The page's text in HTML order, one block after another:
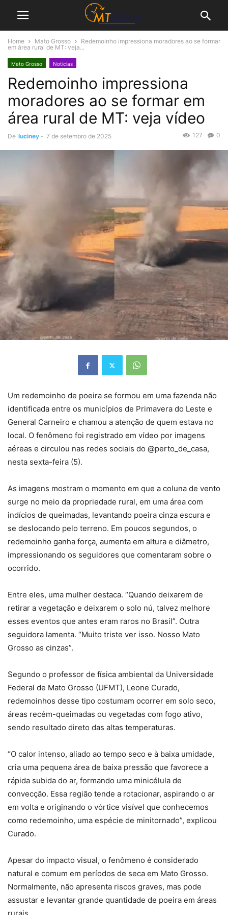
Home Mato Grosso
Redemoinho impressiona moradores ao se formar
em área rural de MT: veja...
Mato Grosso Notícias
Redemoinho impressiona
moradores ao se formar em
área rural de MT: veja vídeo
De luciney - 7 de setembro de 2025 0
127
Um redemoinho de poeira se formou em uma fazenda não
identificada entre os municípios de Primavera do Leste e
General Carneiro e chamou a atenção de quem estava no
local. O fenômeno foi registrado em vídeo por imagens
aéreas e circulou nas redes sociais do @perto_de_casa,
nesta sexta-feira (5).
As imagens mostram o momento em que a coluna de vento
surge no meio da propriedade rural, em uma área com
indícios de queimadas, levantando poeira cinza escura e
se deslocando pelo terreno. Em poucos segundos, o
redemoinho ganha força, aumenta em altura e diâmetro,
impressionando os seguidores que comentaram sobre o
ocorrido.
Entre eles, uma mulher destaca. “Quando deixarem de
retirar a vegetação e deixarem o solo nú, talvez melhore
esses eventos que antes eram raros no Brasil”. Outra
seguidora lamenta. “Muito triste ver isso. Nosso Mato
Grosso as cinzas”.
Segundo o professor de física ambiental da Universidade
Federal de Mato Grosso (UFMT), Leone Curado,
redemoinhos desse tipo costumam ocorrer em solo seco,
áreas recém-queimadas ou vegetadas com fogo ativo,
sendo resultado direto das altas temperaturas.
“O calor intenso, aliado ao tempo seco e à baixa umidade,
cria uma pequena área de baixa pressão que favorece a
rápida subida do ar, formando uma minicélula de
convecção. Essa região tende a rotacionar, aspirando o ar
em volta e originando o vórtice visível que conhecemos
como redemoinho, uma espécie de minitornado”, explicou
Curado.
Apesar do impacto visual, o fenômeno é considerado
natural e comum em períodos de seca em Mato Grosso.
Normalmente, não apresenta riscos graves, mas pode
assustar e levantar grande quantidade de poeira em áreas